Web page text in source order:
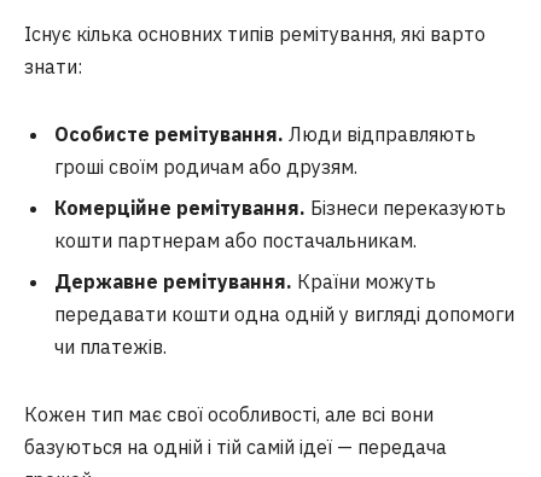
Існує кілька основних типів ремітування, які варто
знати:
Особисте ремітування. Люди відправляють
гроші своїм родичам або друзям.
Комерційне ремітування. Бізнеси переказують
кошти партнерам або постачальникам.
Державне ремітування. Країни можуть
передавати кошти одна одній у вигляді допомоги
чи платежів.
Кожен тип має свої особливості, але всі вони
базуються на одній і тій самій ідеї — передача